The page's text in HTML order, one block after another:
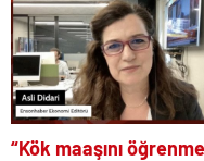
“Kök maaşını